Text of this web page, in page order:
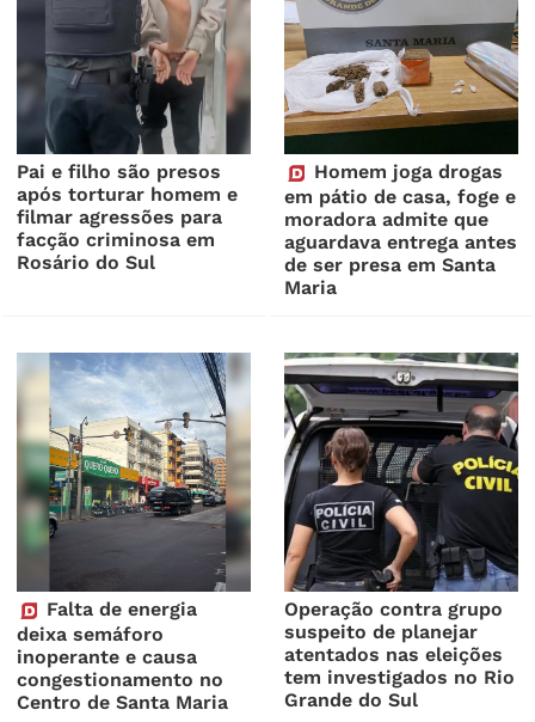
Pai e filho são presos
após torturar homem e
filmar agressões para
facção criminosa em
Rosário do Sul
Homem joga drogas
em pátio de casa, foge e
moradora admite que
aguardava entrega antes
de ser presa em Santa
Maria
Falta de energia
deixa semáforo
inoperante e causa
congestionamento no
Centro de Santa Maria
Operação contra grupo
suspeito de planejar
atentados nas eleições
tem investigados no Rio
Grande do Sul